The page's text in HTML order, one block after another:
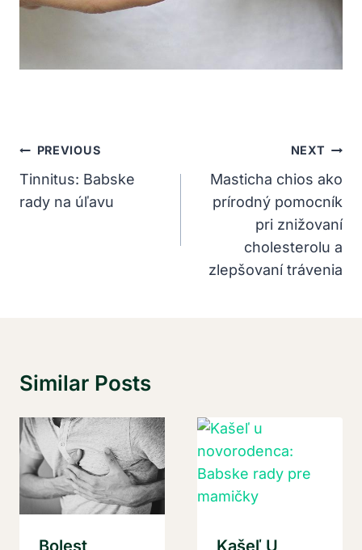
Navigácia
V
Článku
PREVIOUS
Tinnitus: Babske
rady na úľavu
NEXT
Masticha chios ako
prírodný pomocník
pri znižovaní
cholesterolu a
zlepšovaní trávenia
Similar Posts
Bolest
Kašeľ U